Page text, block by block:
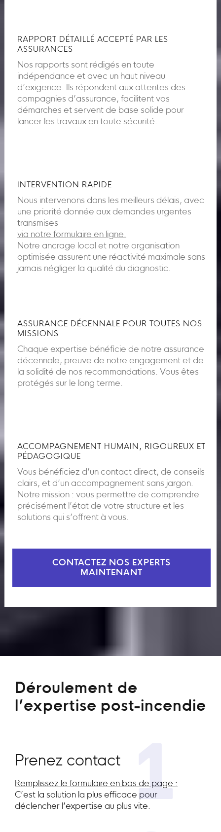
RAPPORT DÉTAILLÉ ACCEPTÉ PAR LES
ASSURANCES
Nos rapports sont rédigés en toute
indépendance et avec un haut niveau
d’exigence. Ils répondent aux attentes des
compagnies d’assurance, facilitent vos
démarches et servent de base solide pour
lancer les travaux en toute sécurité.
INTERVENTION RAPIDE
Nous intervenons dans les meilleurs délais, avec
une priorité donnée aux demandes urgentes
transmises
via notre formulaire en ligne.
Notre ancrage local et notre organisation
optimisée assurent une réactivité maximale sans
jamais négliger la qualité du diagnostic.
ASSURANCE DÉCENNALE POUR TOUTES NOS
MISSIONS
Chaque expertise bénéficie de notre assurance
décennale, preuve de notre engagement et de
la solidité de nos recommandations. Vous êtes
protégés sur le long terme.
ACCOMPAGNEMENT HUMAIN, RIGOUREUX ET
PÉDAGOGIQUE
Vous bénéficiez d’un contact direct, de conseils
clairs, et d’un accompagnement sans jargon.
Notre mission : vous permettre de comprendre
précisément l’état de votre structure et les
solutions qui s’offrent à vous.
CONTACTEZ NOS EXPERTS
MAINTENANT
Déroulement de
l’expertise post-incendie
1
Prenez contact
Remplissez le formulaire en bas de page :
C’est la solution la plus efficace pour
déclencher l’expertise au plus vite.